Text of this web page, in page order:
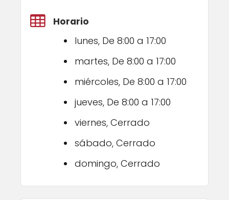
Horario
lunes, De 8:00 a 17:00
martes, De 8:00 a 17:00
miércoles, De 8:00 a 17:00
jueves, De 8:00 a 17:00
viernes, Cerrado
sábado, Cerrado
domingo, Cerrado